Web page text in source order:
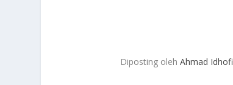
Diposting oleh Ahmad Idhofi